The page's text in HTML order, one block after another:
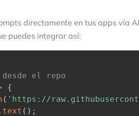
directamente en tus apps vía
puedes integrar así:
el repo
{
( 'https://
text ( ) ;